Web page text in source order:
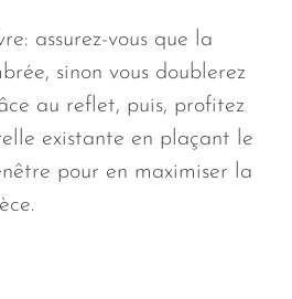
assurez-vous que la
sinon vous doublerez
au reflet, puis, profitez
existante en plaçant le
pour en maximiser la